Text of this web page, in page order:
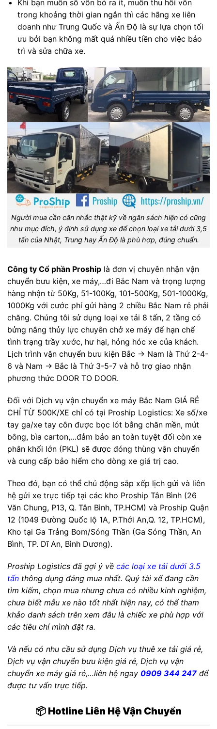
Khi bạn muốn số vốn bỏ ra ít, muốn thu hồi vốn
trong khoảng thời gian ngắn thì các hãng xe liên
doanh như Trung Quốc và Ấn Độ là sự lựa chọn tối
ưu bởi bạn không mất quá nhiều tiền cho việc bảo
trì và sửa chữa xe.
Người mua cần cân nhắc thật kỹ về ngân sách hiện có cũng
như mục đích, ý định sử dụng xe để chọn loại xe tải dưới 3,5
tấn của Nhật, Trung hay Ấn Độ là phù hợp, đúng chuẩn.
Công ty Cổ phần Proship là đơn vị chuyên nhận vận
chuyển bưu kiện, xe máy,…đi Bắc Nam và trọng lượng
hàng nhận từ 50Kg, 51-100Kg, 101-500Kg, 501-1000Kg,
1000Kg với cước phí gửi hàng 2 chiều Bắc Nam rẻ phải
chăng. Chúng tôi sử dụng loại xe tải 8 tấn, 2 tầng có
bửng nâng thủy lực chuyên chở xe máy để hạn chế
tình trạng trầy xước, hư hại, hỏng hóc xe của khách.
Lịch trình vận chuyển bưu kiện Bắc -> Nam là Thứ 2-4-
6 và Nam -> Bắc là Thứ 3-5-7 và hỗ trợ giao nhận
phương thức DOOR TO DOOR.
Đối với Dịch vụ vận chuyển xe máy Bắc Nam GIÁ RẺ
CHỈ TỪ 500K/XE chỉ có tại Proship Logistics: Xe số/xe
tay ga/xe tay côn được bọc lót bằng chăn mền, mút
bông, bìa carton,…đảm bảo an toàn tuyệt đối còn xe
phân khối lớn (PKL) sẽ được đóng thùng vận chuyển
và cung cấp bảo hiểm cho dòng xe giá trị cao.
Theo đó, bạn có thể chủ động sắp xếp lịch gửi và liên
hệ gửi xe trực tiếp tại các kho Proship Tân Bình (26
Văn Chung, P13, Q. Tân Bình, TP.HCM) và Proship Quận
12 (1049 Đường Quốc lộ 1A, P.Thới An,Q. 12, TP.HCM),
Kho tại Ga Trảng Bom/Sóng Thần (Ga Sóng Thần, An
Bình, TP. Dĩ An, Bình Dương).
Proship Logistics đã gợi ý về các loại xe tải dưới 3.5
tấn thông dụng đáng mua nhất. Quý tài xế đang cần
tìm kiếm, chọn mua nhưng chưa có nhiều kinh nghiệm,
chưa biết mẫu xe nào tốt nhất hiện nay, có thể tham
khảo danh sách trên xem đâu là chiếc xe phù hợp với
các tiêu chí mình đặt ra.
Và nếu có nhu cầu sử dụng Dịch vụ thuê xe tải giá rẻ,
Dịch vụ vận chuyển bưu kiện giá rẻ, Dịch vụ vận
chuyển xe máy giá rẻ,…liên hệ ngay 0909 344 247 để
được tư vấn trực tiếp.
📦 Hotline Liên Hệ Vận Chuyển